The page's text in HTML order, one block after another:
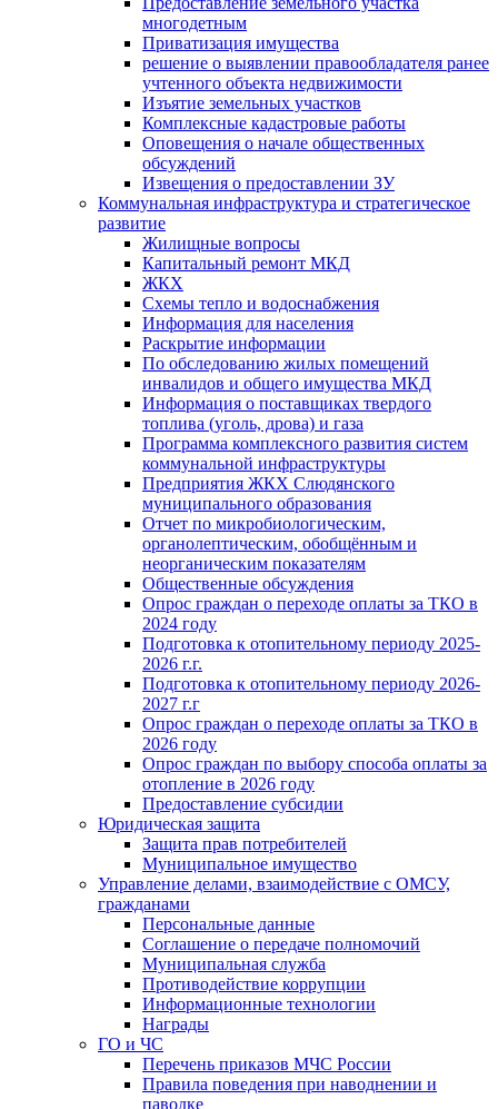
многодетным
Приватизация имущества
решение о выявлении правообладателя ранее
учтенного объекта недвижимости
Изъятие земельных участков
Комплексные кадастровые работы
Оповещения о начале общественных
обсуждений
Извещения о предоставлении ЗУ
Коммунальная инфраструктура и стратегическое
развитие
Жилищные вопросы
Капитальный ремонт МКД
ЖКХ
Схемы тепло и водоснабжения
Информация для населения
Раскрытие информации
По обследованию жилых помещений
инвалидов и общего имущества МКД
Информация о поставщиках твердого
топлива (уголь, дрова) и газа
Программа комплексного развития систем
коммунальной инфраструктуры
Предприятия ЖКХ Слюдянского
муниципального образования
Отчет по микробиологическим,
органолептическим, обобщённым и
неорганическим показателям
Общественные обсуждения
Опрос граждан о переходе оплаты за ТКО в
2024 году
Подготовка к отопительному периоду 2025-
2026 г.г.
Подготовка к отопительному периоду 2026-
2027 г.г
Опрос граждан о переходе оплаты за ТКО в
2026 году
Опрос граждан по выбору способа оплаты за
отопление в 2026 году
Предоставление субсидии
Юридическая защита
Защита прав потребителей
Муниципальное имущество
Управление делами, взаимодействие с ОМСУ,
гражданами
Персональные данные
Соглашение о передаче полномочий
Муниципальная служба
Противодействие коррупции
Информационные технологии
Награды
ГО и ЧС
Перечень приказов МЧС России
Правила поведения при наводнении и
паводке